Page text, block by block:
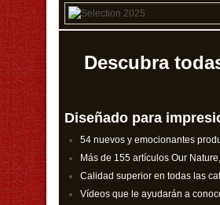
Descubra
Diseñado para
54 nuevos y emocionantes
Más de 155 artículos Our
Calidad superior en todas las
Vídeos que le ayudarán a